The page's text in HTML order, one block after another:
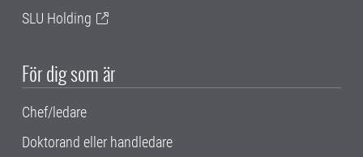
SLU Holding
För dig som är
Chef/ledare
Doktorand eller handledare